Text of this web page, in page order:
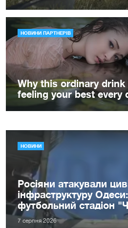
НОВИНИ
Росіяни атакували
інфраструктуру
футбольний стадіон
7 серпня 2026